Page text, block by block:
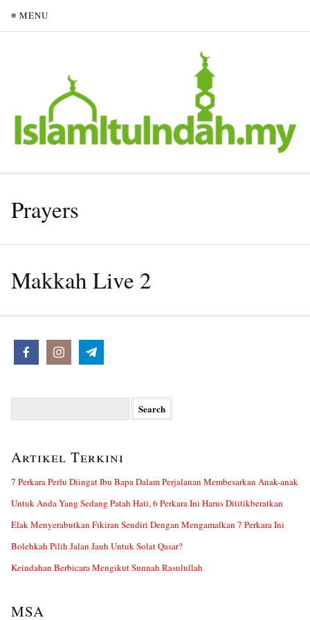
≡ MENU
Prayers
Makkah Live 2
Artikel Terkini
7 Perkara Perlu Diingat Ibu Bapa Dalam Perjalanan Membesarkan Anak-anak
Untuk Anda Yang Sedang Patah Hati, 6 Perkara Ini Harus Dititikberatkan
Elak Menyerabutkan Fikiran Sendiri Dengan Mengamalkan 7 Perkara Ini
Bolehkah Pilih Jalan Jauh Untuk Solat Qasar?
Keindahan Berbicara Mengikut Sunnah Rasulullah
MSA